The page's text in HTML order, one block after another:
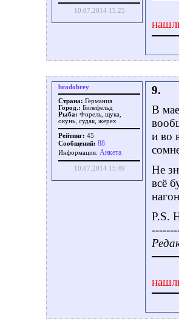
10.07.2014 15:25
bradobrey
Страна: Германия
Город.: Билефельд
Рыба: Форель, щука,
окунь, судак, жерех
Рейтинг: 45
Сообщений: 88
Информация: Aнкета
10.07.2014 15:49
9.
В
и во
Не
всё
P.S.